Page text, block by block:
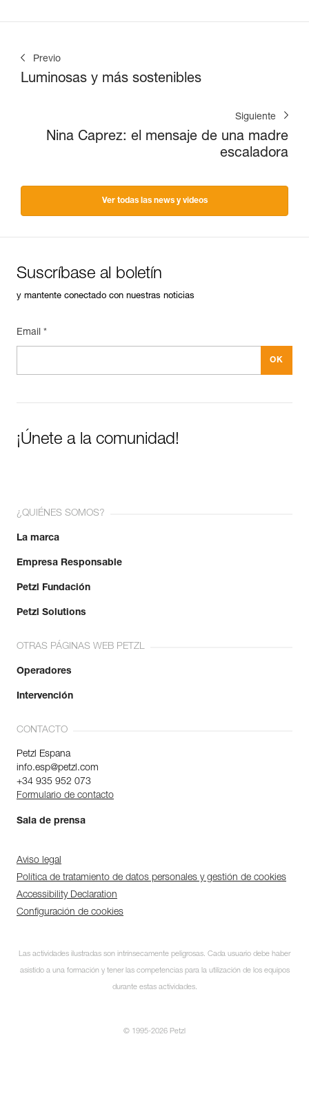
Previo
Luminosas y más sostenibles
Siguiente
Nina Caprez: el mensaje de una madre
escaladora
Ver todas las news y videos
Suscríbase al boletín
y mantente conectado con nuestras noticias
Email *
¡Únete a la comunidad!
¿QUIÉNES SOMOS?
La marca
Empresa Responsable
Petzl Fundación
Petzl Solutions
OTRAS PÁGINAS WEB PETZL
Operadores
Intervención
CONTACTO
Petzl Espana
info.esp@petzl.com
+34 935 952 073
Formulario de contacto
Sala de prensa
Aviso legal
Política de tratamiento de datos personales y gestión de cookies
Accessibility Declaration
Configuración de cookies
Las actividades ilustradas son intrínsecamente peligrosas. Cada usuario debe haber
asistido a una formación y tener las competencias para la utilización de los equipos
durante estas actividades.
© 1995-2026 Petzl